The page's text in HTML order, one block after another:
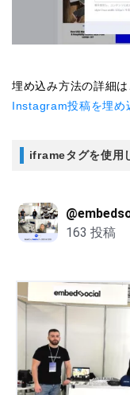
埋め込み方法の詳細は
Instagram投稿を埋め
iframeタグを使用